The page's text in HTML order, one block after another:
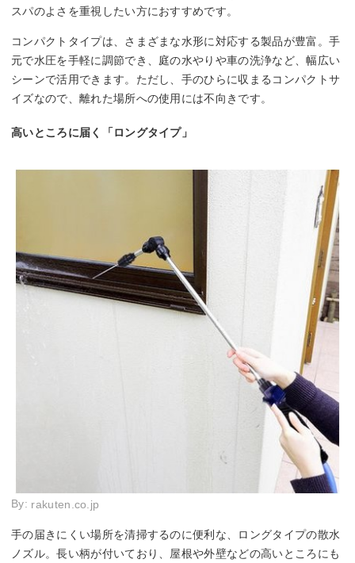
スパのよさを重視したい方におすすめです。
コンパクトタイプは、さまざまな水形に対応する製品が豊富。手
元で水圧を手軽に調節でき、庭の水やりや車の洗浄など、幅広い
シーンで活用できます。ただし、手のひらに収まるコンパクトサ
イズなので、離れた場所への使用には不向きです。
高いところに届く「ロングタイプ」
By: rakuten.co.jp
手の届きにくい場所を清掃するのに便利な、ロングタイプの散水
ノズル。長い柄が付いており、屋根や外壁などの高いところにも